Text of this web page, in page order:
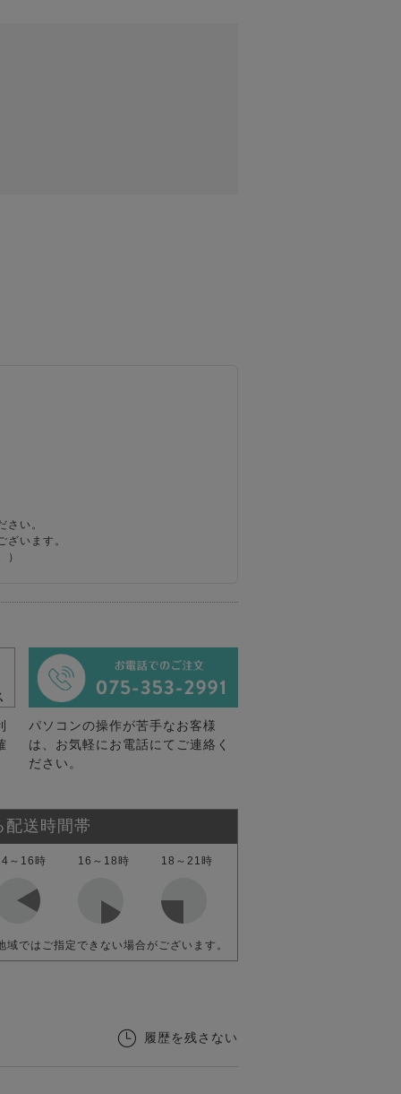
い。
います。
）
パソコンの操作が苦手なお客様
は、お気軽にお電話にてご連絡く
ださい。
配送時間帯
～16時 16～18時 18～21時
域ではご指定できない場合がございます。
履歴を残さない